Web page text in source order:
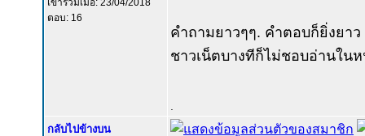
เข้าร่วมเมื่อ: 23/04/2018
ตอบ: 16
คำถามยาวๆๆ. คำตอบก็ยิ่งยา
ชาวเน็ตบางทีก็ไม่ชอบอ่านใน
กลับไปข้างบน